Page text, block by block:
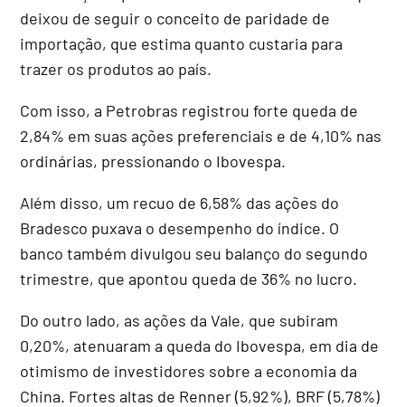
deixou de seguir o conceito de paridade de
importação, que estima quanto custaria para
trazer os produtos ao país.
Com isso, a Petrobras registrou forte queda de
2,84% em suas ações preferenciais e de 4,10% nas
ordinárias, pressionando o Ibovespa.
Além disso, um recuo de 6,58% das ações do
Bradesco puxava o desempenho do índice. O
banco também divulgou seu balanço do segundo
trimestre, que apontou queda de 36% no lucro.
Do outro lado, as ações da Vale, que subiram
0,20%, atenuaram a queda do Ibovespa, em dia de
otimismo de investidores sobre a economia da
China. Fortes altas de Renner (5,92%), BRF (5,78%)